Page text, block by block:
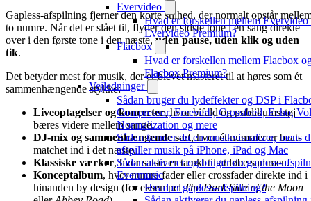
Evervideo
Hvad er forskellen mellem Evervideo
Evervideo Premium?
Flacbox
Hvad er forskellen mellem Flacbox
Flacbox Premium?
Vejledninger
Sådan bruger du lydeffekter og DSP i
Compressor, Freeverb, Crossfeed, Echo,
Normalization og mere
Sådan tænder du en musikvisualizer, mens
afspiller musik på iPhone, iPad og Mac
Sådan aktiverer og bruger du gapless-
Evermusic
Hvad er gapless-afspilning?
Gapless-afspilning fjerner den korte stilhed, der normalt opstår
to numre. Når det er slået til, flyder den sidste tone i én sang direkte
over i den første tone i den næste,uden pause, uden klik og uden
tik.
Det betyder mest for musik, der er blevet masteret til at høres som ét
sammenhængende stykke:
Liveoptagelser og koncerter, hvor bifald og publikumsstøj
bæres videre mellem sange.
DJ-mix og sammenhængende sæt, hvor ét nummer er beat-
matchet ind i det næste.
Klassiske værker, hvor satser er tænkt til at løbe sammen.
Konceptalbum, hvor numre fader eller crossfader direkte ind i
hinanden by design (for eksempelThe Dark Side of the Moon